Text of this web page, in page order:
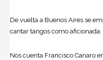
De vuelta a Buenos Aires se
cantar tangos como aficionada.
Nos cuenta Francisco Canaro